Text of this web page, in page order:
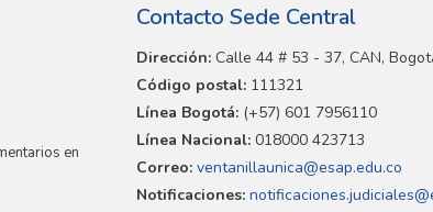
en
Contacto Sede Central
Dirección: Calle 44 # 53 - 37, CAN,
Código postal: 111321
Línea Bogotá: (+57) 601 7956110
Línea Nacional: 018000 423713
Correo: ventanillaunica@esap.edu.co
Notificaciones: